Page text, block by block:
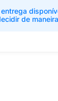
de